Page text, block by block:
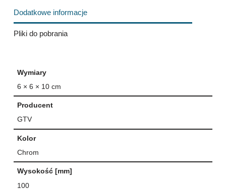
Dodatkowe informacje
Pliki do pobrania
Wymiary
6 × 6 × 10 cm
Producent
GTV
Kolor
Chrom
Wysokość [mm]
100